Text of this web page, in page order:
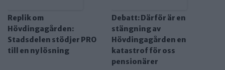
Replik om
Hövdingagården:
Stadsdelen stödjer PRO
till en ny lösning
Debatt: Därför är en
stängning av
Hövdingagården en
katastrof för oss
pensionärer